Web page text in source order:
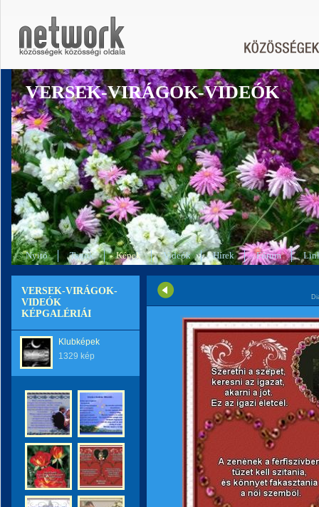
VERSEK-VIRÁGOK-VIDEÓK
Nyitó Tagok Képek Videók Hírek Fórum
VERSEK-VIRÁGOK-
VIDEÓK
KÉPGALÉRIÁI
Klubképek
1329 kép